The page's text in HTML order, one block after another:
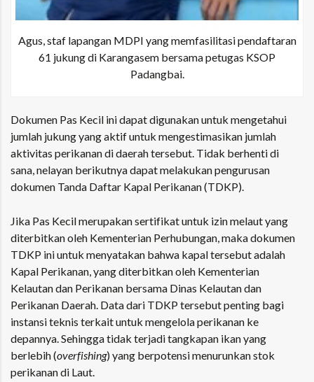
Agus, staf lapangan MDPI yang memfasilitasi pendaftaran
61 jukung di Karangasem bersama petugas KSOP
Padangbai.
Dokumen Pas Kecil ini dapat digunakan untuk mengetahui
jumlah jukung yang aktif untuk mengestimasikan jumlah
aktivitas perikanan di daerah tersebut. Tidak berhenti di
sana, nelayan berikutnya dapat melakukan pengurusan
dokumen Tanda Daftar Kapal Perikanan (TDKP).
Jika Pas Kecil merupakan sertifikat untuk izin melaut yang
diterbitkan oleh Kementerian Perhubungan, maka dokumen
TDKP ini untuk menyatakan bahwa kapal tersebut adalah
Kapal Perikanan, yang diterbitkan oleh Kementerian
Kelautan dan Perikanan bersama Dinas Kelautan dan
Perikanan Daerah. Data dari TDKP tersebut penting bagi
instansi teknis terkait untuk mengelola perikanan ke
depannya. Sehingga tidak terjadi tangkapan ikan yang
berlebih (overfishing) yang berpotensi menurunkan stok
perikanan di Laut.